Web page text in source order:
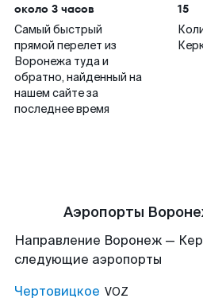
около 3 часов
Самый быстрый
прямой перелет из
Воронежа туда и
обратно, найденный на
нашем сайте за
последнее время
15
Аэропорты
Направление Воронеж —
следующие аэропорты
Чертовицкое VOZ